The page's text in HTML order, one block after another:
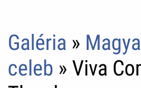
Galéria »
celeb » Viva